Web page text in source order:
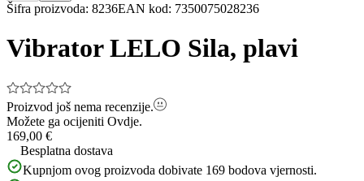
Item
of
3
Šifra proizvoda: 8236EAN kod: 7350075028236
Vibrator LELO Sila, plavi
Proizvod još nema recenzije.
Možete ga ocijeniti Ovdje.
169,00 €
Besplatna dostava
Kupnjom ovog proizvoda dobivate 169 bodova vjernosti.